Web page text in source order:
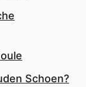
Schoen?